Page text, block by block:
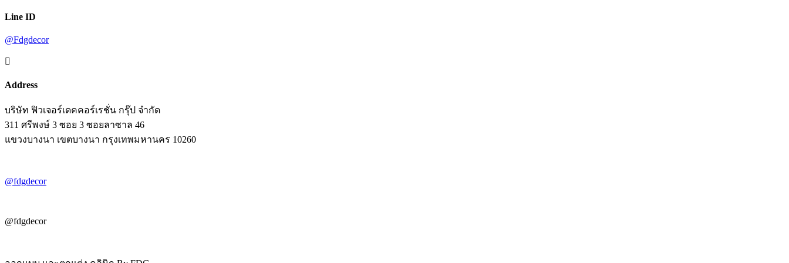
Line ID
@Fdgdecor

Address
บริษัท ฟิวเจอร์เดคคอร์เรชั่น กรุ๊ป จำกัด
311 ศรีพงษ์ 3 ซอย 3 ซอยลาซาล 46
แขวงบางนา เขตบางนา กรุงเทพมหานคร 10260
@fdgdecor
@fdgdecor